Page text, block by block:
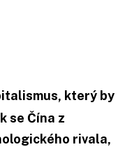
který by
se Čína z
rivala,